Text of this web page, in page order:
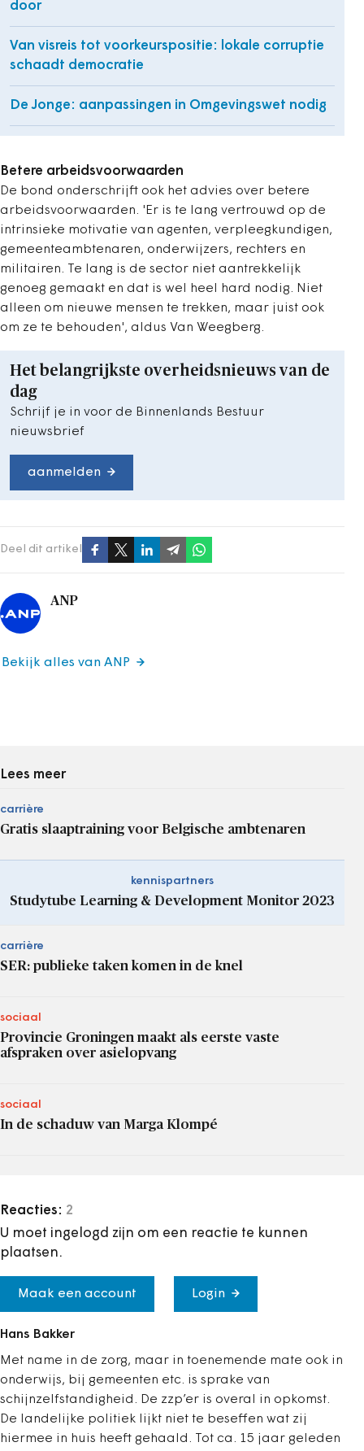
door
Van visreis tot voorkeurspositie: lokale corruptie
schaadt democratie
De Jonge: aanpassingen in Omgevingswet nodig
Betere arbeidsvoorwaarden
De bond onderschrijft ook het advies over betere
arbeidsvoorwaarden. 'Er is te lang vertrouwd op de
intrinsieke motivatie van agenten, verpleegkundigen,
gemeenteambtenaren, onderwijzers, rechters en
militairen. Te lang is de sector niet aantrekkelijk
genoeg gemaakt en dat is wel heel hard nodig. Niet
alleen om nieuwe mensen te trekken, maar juist ook
om ze te behouden', aldus Van Weegberg.
Het belangrijkste overheidsnieuws van de
dag
Schrijf je in voor de Binnenlands Bestuur
nieuwsbrief
aanmelden
Deel dit artikel
ANP
Bekijk alles van ANP
Lees meer
carrière
Gratis slaaptraining voor Belgische ambtenaren
kennispartners
Studytube Learning & Development Monitor 2023
carrière
SER: publieke taken komen in de knel
sociaal
Provincie Groningen maakt als eerste vaste
afspraken over asielopvang
sociaal
In de schaduw van Marga Klompé
Reacties: 2
U moet ingelogd zijn om een reactie te kunnen
plaatsen.
Maak een account Login
Hans Bakker
Met name in de zorg, maar in toenemende mate ook in
onderwijs, bij gemeenten etc. is sprake van
schijnzelfstandigheid. De zzp’er is overal in opkomst.
De landelijke politiek lijkt niet te beseffen wat zij
hiermee in huis heeft gehaald. Tot ca. 15 jaar geleden